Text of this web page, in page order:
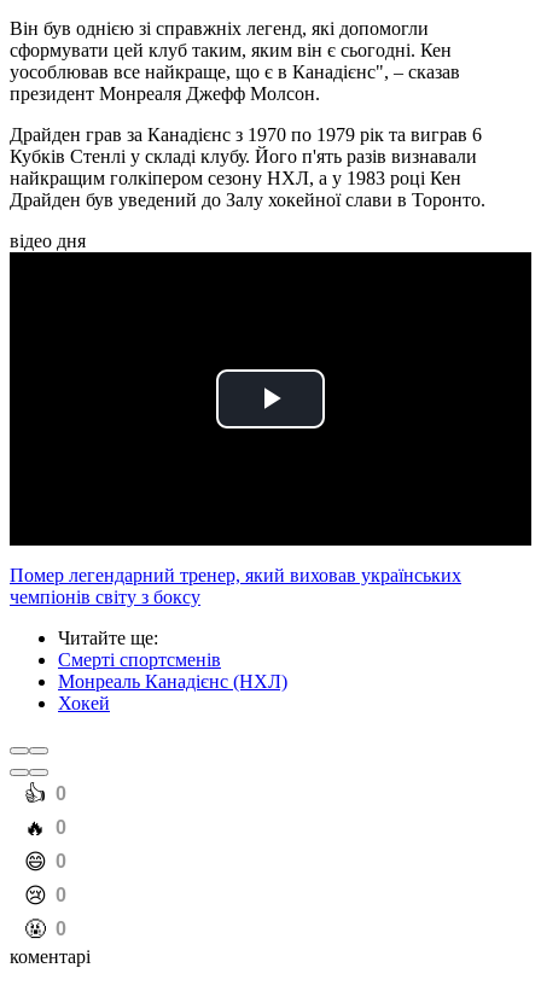
Він був однією зі справжніх легенд, які допомогли
сформувати цей клуб таким, яким він є сьогодні. Кен
уособлював все найкраще, що є в Канадієнс", – сказав
президент Монреаля Джефф Молсон.
Драйден грав за Канадієнс з 1970 по 1979 рік та виграв 6
Кубків Стенлі у складі клубу. Його п'ять разів визнавали
найкращим голкіпером сезону НХЛ, а у 1983 році Кен
Драйден був уведений до Залу хокейної слави в Торонто.
відео дня
Play
Помер легендарний тренер, який виховав українських
чемпіонів світу з боксу
Читайте ще:
Смерті спортсменів
Монреаль Канадієнс (НХЛ)
Хокей
️👍 0
️🔥 0
️😄 0
️😢 0
️🤬 0
коментарі